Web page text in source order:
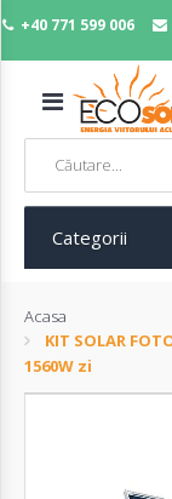
+40 771 599 006
MENIU
Panouri
fotovoltaice
Sisteme
fotovoltaice
Categorii
Acasa
KIT SOLAR
1560W zi